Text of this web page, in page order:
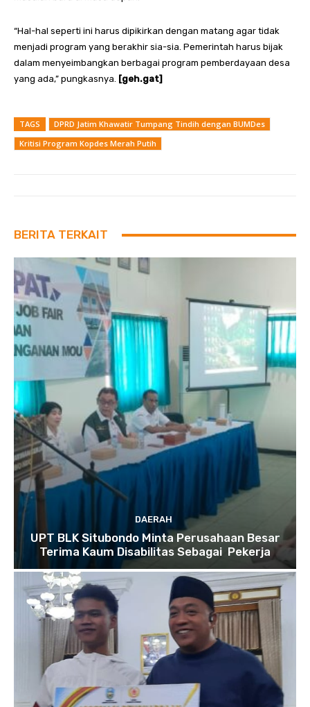
“Hal-hal seperti ini harus dipikirkan dengan matang agar tidak
menjadi program yang berakhir sia-sia. Pemerintah harus bijak
dalam menyeimbangkan berbagai program pemberdayaan desa
yang ada,” pungkasnya. [geh.gat]
TAGS
DPRD Jatim Khawatir Tumpang Tindih dengan BUMDes
Kritisi Program Kopdes Merah Putih
BERITA TERKAIT
DAERAH
UPT BLK Situbondo Minta Perusahaan Besar
Terima Kaum Disabilitas Sebagai Pekerja